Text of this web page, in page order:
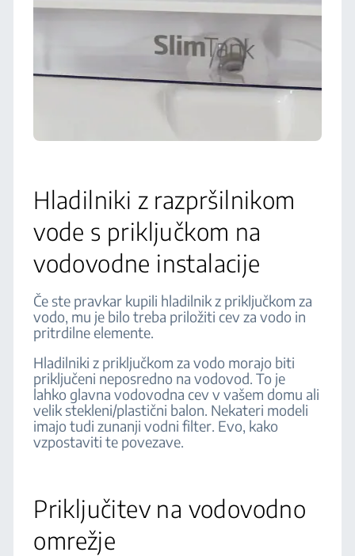
Hladilniki z razpršilnikom
vode s priključkom na
vodovodne instalacije
Če ste pravkar kupili hladilnik z priključkom za
vodo, mu je bilo treba priložiti cev za vodo in
pritrdilne elemente.
Hladilniki z priključkom za vodo morajo biti
priključeni neposredno na vodovod. To je
lahko glavna vodovodna cev v vašem domu ali
velik stekleni/plastični balon. Nekateri modeli
imajo tudi zunanji vodni filter. Evo, kako
vzpostaviti te povezave.
Priključitev na vodovodno
omrežje